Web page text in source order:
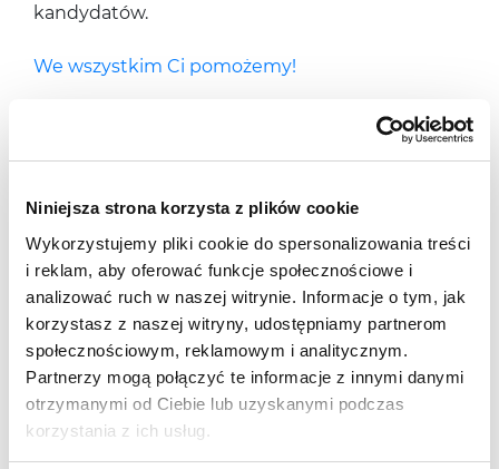
Niniejsza strona korzysta z plików cookie
Wykorzystujemy pliki cookie do spersonalizowania treści
i reklam, aby oferować funkcje społecznościowe i
analizować ruch w naszej witrynie. Informacje o tym, jak
korzystasz z naszej witryny, udostępniamy partnerom
społecznościowym, reklamowym i analitycznym.
Partnerzy mogą połączyć te informacje z innymi danymi
otrzymanymi od Ciebie lub uzyskanymi podczas
korzystania z ich usług.
kandydatów.
We wszystkim Ci pomożemy!
PR i Marketing
Przemysł i produkcja
IT
Turystyka i gastronomia